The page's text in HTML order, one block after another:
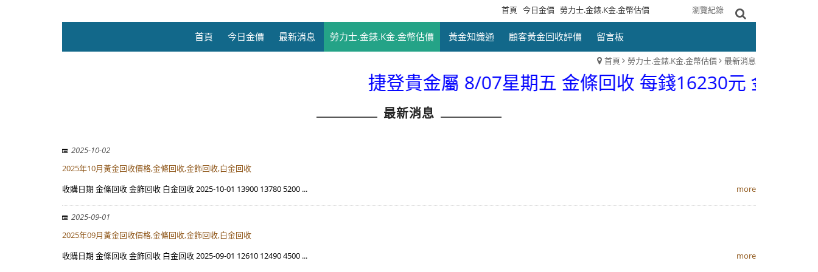
首頁 今日金價 勞力士.金錶.K金.金幣估價 瀏覽紀錄
首頁 今日金價 最新消息 勞力士.金錶.K金.金幣估價 黃金知識通 顧客黃金回收評價 留言板
首頁 勞力士.金錶.K金.金幣估價 最新消息
捷登貴金屬 8/07星期五 金條回收 每錢16230元 金幣回
最新消息
2025-10-02
2025年10月黃金回收價格,金條回收,金飾回收,白金回收
收購日期 金條回收 金飾回收 白金回收 2025-10-01 13900 13780 5200 ...
more
2025-09-01
2025年09月黃金回收價格,金條回收,金飾回收,白金回收
收購日期 金條回收 金飾回收 白金回收 2025-09-01 12610 12490 4500 ...
more